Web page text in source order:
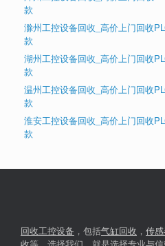
款
滁州工控设备回收_高价上门回收
款
湖州工控设备回收_高价上门回收
款
温州工控设备回收_高价上门回收
款
淮安工控设备回收_高价上门回收
款
回收工控设备 ，包括气缸回收 ， 传